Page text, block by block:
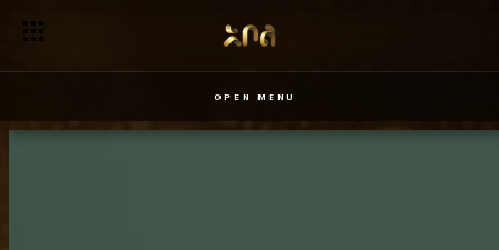
OPEN MENU